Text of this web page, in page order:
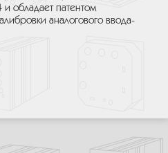
и обладает патентом
аналогового ввода-